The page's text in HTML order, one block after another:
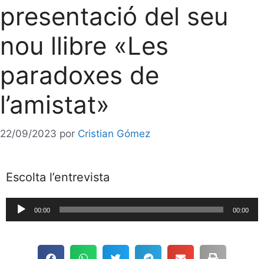
presentació del seu
nou llibre «Les
paradoxes de
l’amistat»
22/09/2023 por Cristian Gómez
Escolta l’entrevista
Reproductor
de
00:00 00:00